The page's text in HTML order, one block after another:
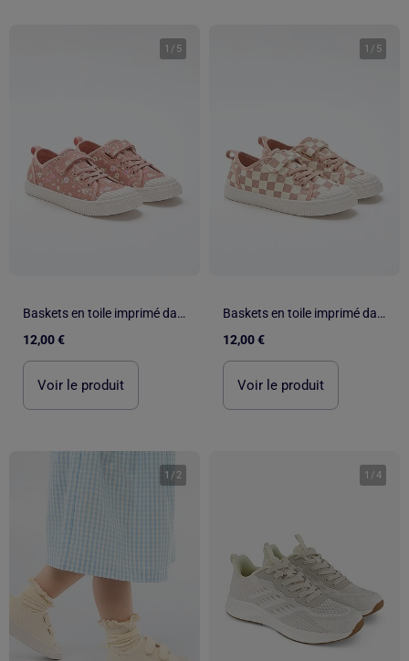
1 / 5
Baskets en toile imprimé damiers
12,00 €
Voir le produit
1 / 5
Baskets en toile imprimé damiers
12,00 €
Voir le produit
1 / 2 1 /4